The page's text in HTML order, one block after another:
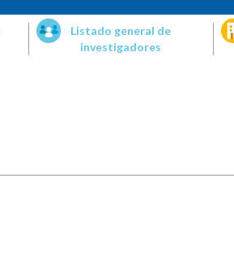
Listado general de
investigadores